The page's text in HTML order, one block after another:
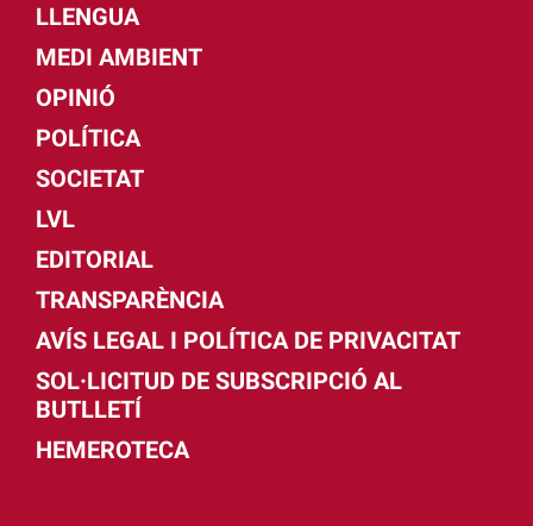
LLENGUA
MEDI AMBIENT
OPINIÓ
POLÍTICA
SOCIETAT
LVL
EDITORIAL
TRANSPARÈNCIA
AVÍS LEGAL I POLÍTICA DE PRIVACITAT
SOL·LICITUD DE SUBSCRIPCIÓ AL
BUTLLETÍ
HEMEROTECA